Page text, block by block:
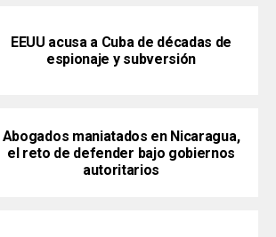
EEUU acusa a Cuba de décadas de
espionaje y subversión
Abogados maniatados en Nicaragua,
el reto de defender bajo gobiernos
autoritarios